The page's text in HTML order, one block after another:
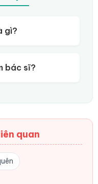
gì?
bác sĩ?
quan